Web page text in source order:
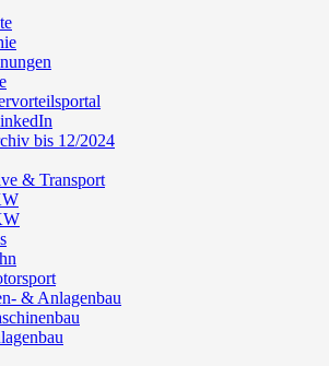
bis 12/2024
& Transport
& Anlagenbau